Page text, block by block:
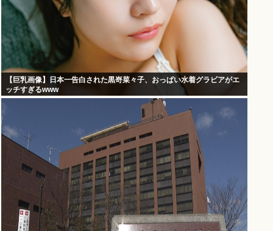
【巨乳画像】日本一告白された黒嵜菜々子、おっぱい水着グラビアがエ
ッチすぎるwww